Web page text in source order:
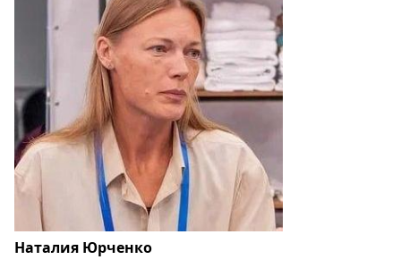
Наталия Юрченко